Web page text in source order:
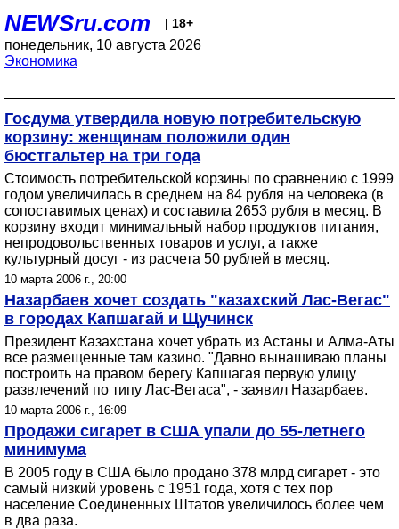
NEWSru.com | 18+
понедельник, 10 августа 2026
Экономика
Госдума утвердила новую потребительскую
корзину: женщинам положили один
бюстгальтер на три года
Стоимость потребительской корзины по сравнению с 1999
годом увеличилась в среднем на 84 рубля на человека (в
сопоставимых ценах) и составила 2653 рубля в месяц. В
корзину входит минимальный набор продуктов питания,
непродовольственных товаров и услуг, а также
культурный досуг - из расчета 50 рублей в месяц.
10 марта 2006 г., 20:00
Назарбаев хочет создать "казахский Лас-Вегас"
в городах Капшагай и Щучинск
Президент Казахстана хочет убрать из Астаны и Алма-Аты
все размещенные там казино. "Давно вынашиваю планы
построить на правом берегу Капшагая первую улицу
развлечений по типу Лас-Вегаса", - заявил Назарбаев.
10 марта 2006 г., 16:09
Продажи сигарет в США упали до 55-летнего
минимума
В 2005 году в США было продано 378 млрд сигарет - это
самый низкий уровень с 1951 года, хотя с тех пор
население Соединенных Штатов увеличилось более чем
в два раза.